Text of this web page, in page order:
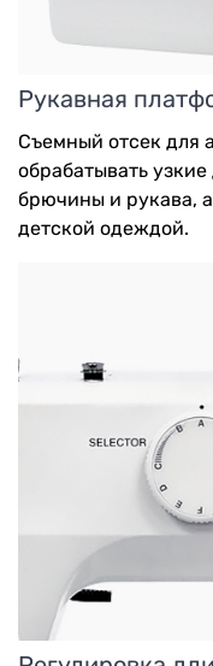
Рукавная
Съемный отсек для
обрабатывать
брючины и рукава,
детской одеждой.